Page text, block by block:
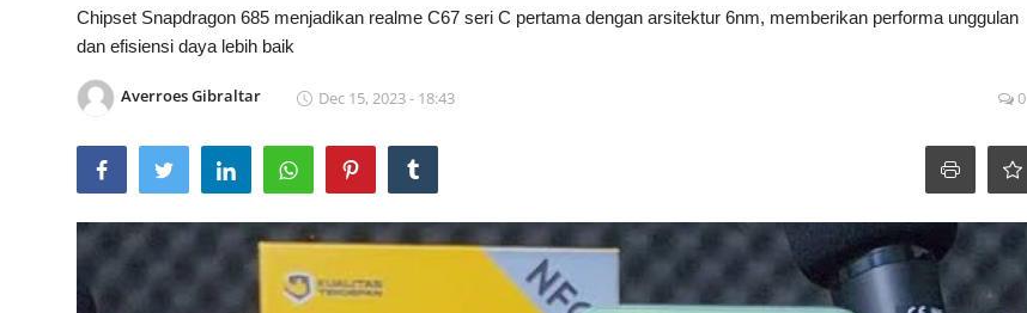
Olahraga
Nasional
Chipset Snapdragon 685 menjadikan realme C67 seri C pertama dengan arsitektur 6nm, memberikan performa unggulan
dan efisiensi daya lebih baik
Averroes Gibraltar Dec 15, 2023 - 18:43 0